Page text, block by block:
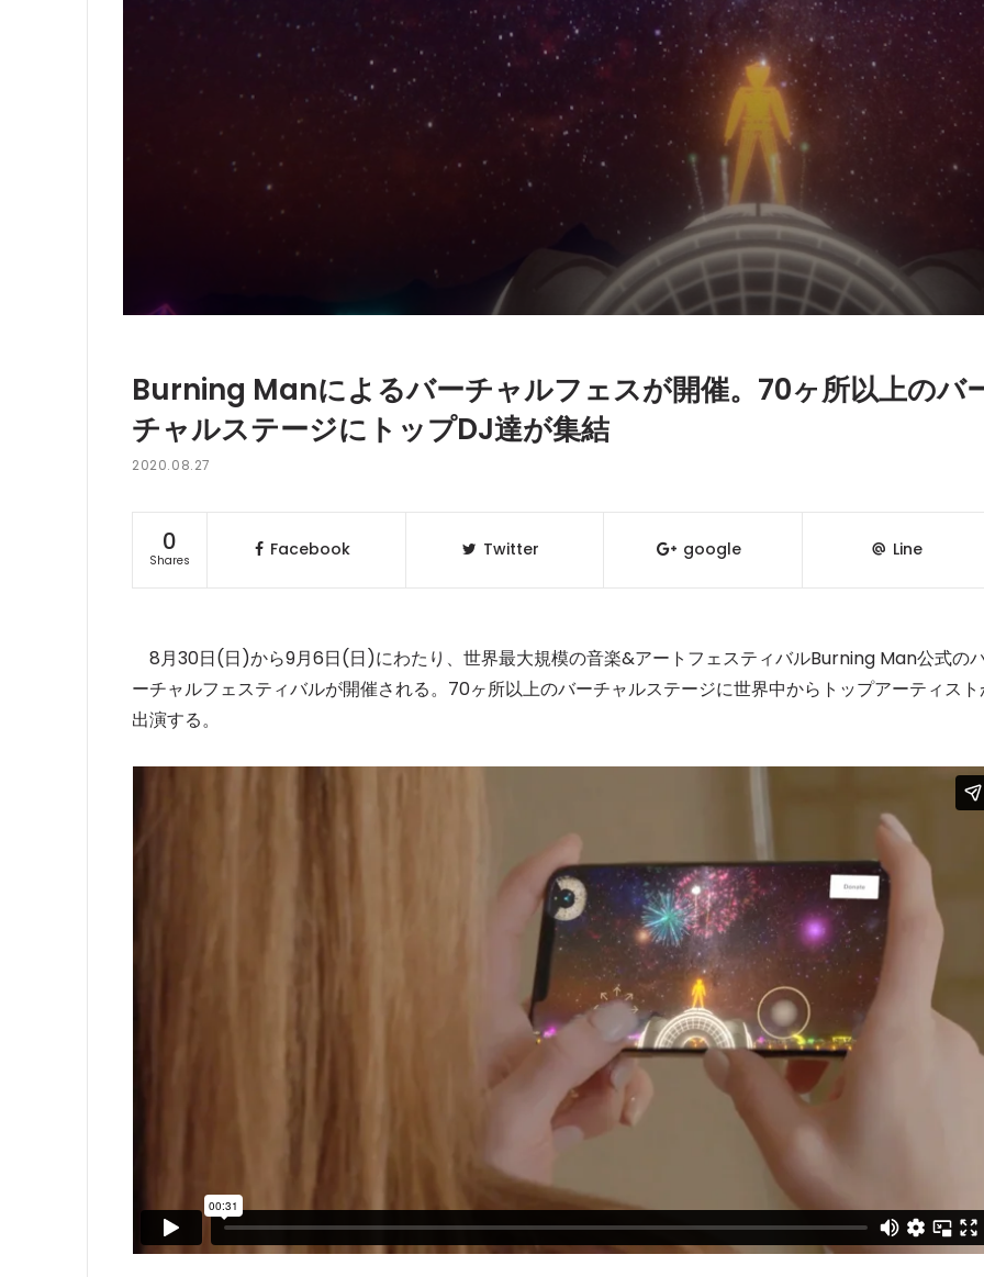
Burning Manによるバーチャルフェスが開催。70ヶ所以上のバ
チャルステージにトップDJ達が集結
2020.08.27
0
Shares
Facebook Twitter google Line
8月30日(日)から9月6日(日)にわたり、世界最大規模の音楽&アートフェスティバルBurning Man公式の
ーチャルフェスティバルが開催される。70ヶ所以上のバーチャルステージに世界中からトップアーティスト
出演する。
3
4